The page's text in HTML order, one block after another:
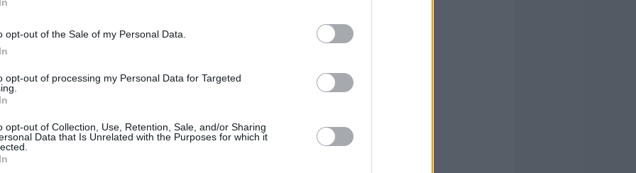
opt-out of the Sale of my Personal Data.
opt-out of processing my Personal Data for Targeted
opt-out of Collection, Use, Retention, Sale, and/or Sharing
Data that Is Unrelated with the Purposes for which it
Ищенко! Наш воспитанник
баскетбольную лигу мира, пройдя все
Кубань».
себя как настоящий лидер и помог
медали Единой лиги ВТБ, став одним из
«Локо» воплощает свою мечту.